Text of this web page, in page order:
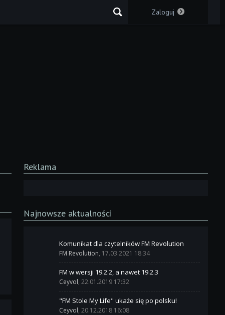
Zaloguj
Reklama
Najnowsze aktualności
Komunikat dla czytelników FM Revolution
FM Revolution, 17.03.2021 18:34
FM w wersji 19.2.2, a nawet 19.2.3
Ceyvol, 22.01.2019 17:32
"FM Stole My Life" ukaże się po polsku!
Ceyvol, 20.12.2018 16:08